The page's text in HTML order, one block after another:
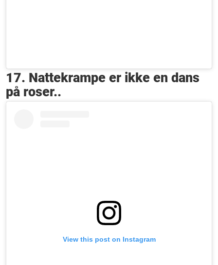
17. Nattekrampe er ikke en dans
på roser..
View this post on Instagram